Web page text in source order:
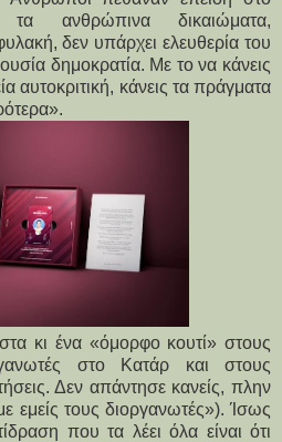
ανθρώπινα δικαιώματα,
δεν υπάρχει ελευθερία του
δημοκρατία. Με το να κάνεις
αυτοκριτική, κάνεις τα πράγματα
κι ένα «όμορφο κουτί» στους
στο Κατάρ και στους
Δεν απάντησε κανείς, πλην
εμείς τους διοργανωτές»). Ίσως
που τα λέει όλα είναι ότι